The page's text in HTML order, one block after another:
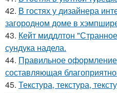
42. В гостях у дизайнера
загородном доме в
43. Кейт миддлтон
сундука надела.
44. Правильное
составляющая
45. Текстура, текстура,